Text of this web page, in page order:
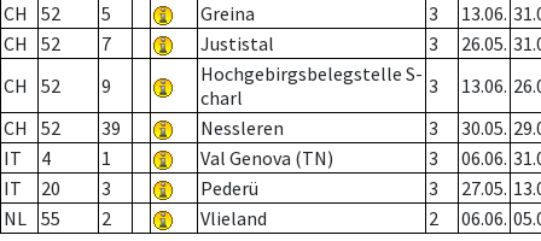
CH
52 5 Greina 3 13.06.
CH
52 7 Justistal 3 26.05.
CH
52 9
Hochgebirgsbelegstelle S-
charl
3 13.06.
CH
52 39 Nessleren 3 30.05.
IT
4 1 Val Genova (TN) 3 06.06.
IT
20 3 Pederü 3 27.05.
NL 55 2 Vlieland 2 06.06.